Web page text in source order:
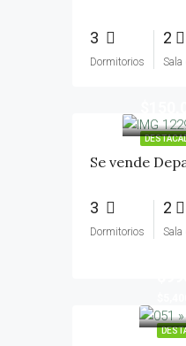
3
Dormitorios
2
Sala
Se vende
3
Dormitorios
2
Sala